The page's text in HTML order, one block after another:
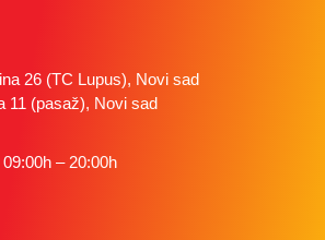
26 (TC Lupus), Novi sad
11 (pasaž), Novi sad
– 20:00h